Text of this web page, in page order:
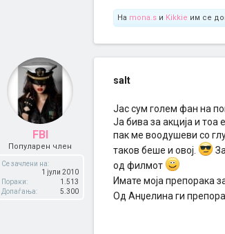
На mona.s и Kikkie им се
FBI
Популарен член
Се зачлени на:
1 јули 2010
Пораки:
1.513
Допаѓања:
5.300
salt
Јас сум голем фан на
Ја бива за акција и
пак ме воодушеви со
таков беше и овој.
од филмот
Имате моја препорака
Од Анџелина ги